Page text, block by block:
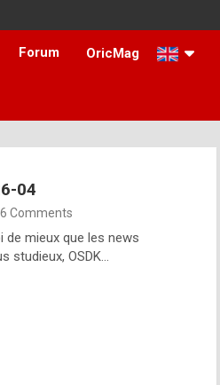
Forum OricMag
04
6 Comments
de mieux que les news
studieux, OSDK…